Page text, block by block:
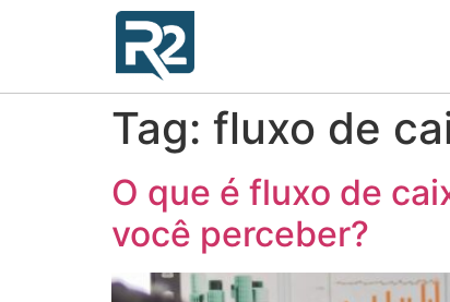
Tag: fluxo de
O que é fluxo de
você perceber?